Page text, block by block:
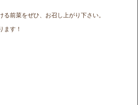
前菜をぜひ、お召し上がり下さい。
ます！